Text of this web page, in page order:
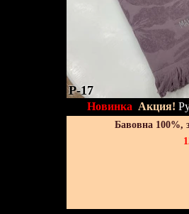
P-17
Новинка Акция!
Бавовна 100%,